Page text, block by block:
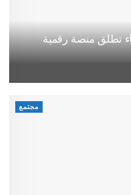
تطلق منصة رقمية
مجتمع